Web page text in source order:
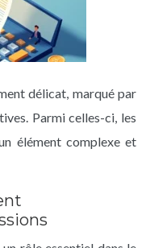
délicat, marqué par
Parmi celles-ci, les
élément complexe et